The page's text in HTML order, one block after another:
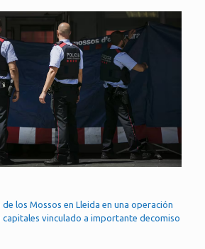
los Mossos en Lleida en una operación
vinculado a importante decomiso